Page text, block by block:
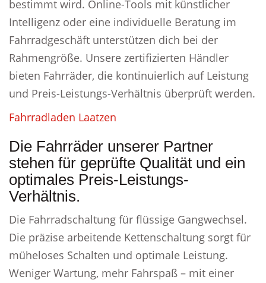
bestimmt wird. Online-Tools mit künstlicher
Intelligenz oder eine individuelle Beratung im
Fahrradgeschäft unterstützen dich bei der
Rahmengröße. Unsere zertifizierten Händler
bieten Fahrräder, die kontinuierlich auf Leistung
und Preis-Leistungs-Verhältnis überprüft werden.
Fahrradladen Laatzen
Die Fahrräder unserer Partner
stehen für geprüfte Qualität und ein
optimales Preis-Leistungs-
Verhältnis.
Die Fahrradschaltung für flüssige Gangwechsel.
Die präzise arbeitende Kettenschaltung sorgt für
müheloses Schalten und optimale Leistung.
Weniger Wartung, mehr Fahrspaß – mit einer